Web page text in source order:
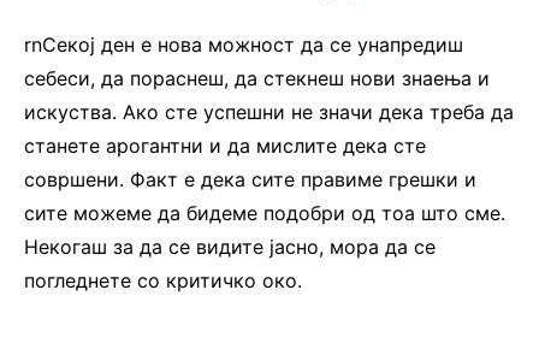
rnСекој ден е нова можност да се унапредиш
себеси, да пораснеш, да стекнеш нови знаења и
искуства. Ако сте успешни не значи дека треба да
станете арогантни и да мислите дека сте
совршени. Факт е дека сите правиме грешки и
сите можеме да бидеме подобри од тоа што сме.
Некогаш за да се видите јасно, мора да се
погледнете со критичко око.